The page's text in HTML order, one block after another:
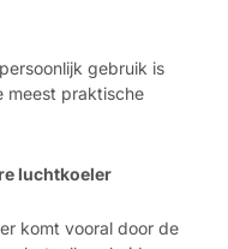
gebruik is
meest praktische
luchtkoeler
komt vooral door de